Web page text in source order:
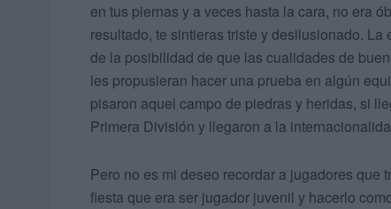
en tus piernas y a veces hasta la cara, no era
resultado, te sintieras triste y desilusionado.
de la posibilidad de que las cualidades de
les propusieran hacer una prueba en algún
pisaron aquel campo de piedras y heridas, si
Primera División y llegaron a la
Pero no es mi deseo recordar a jugadores que
fiesta que era ser jugador juvenil y hacerlo